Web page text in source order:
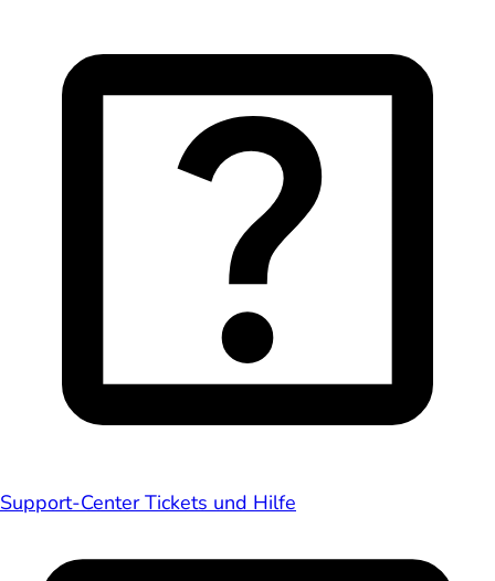
Support-Center Tickets und Hilfe